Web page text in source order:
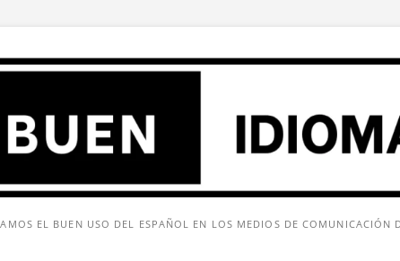
EL BUEN USO DEL ESPAÑOL EN LOS MEDIOS DE COMUNICACIÓN